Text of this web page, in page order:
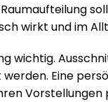
wirkt und im
wichtig.
Eine
Vorstellungen